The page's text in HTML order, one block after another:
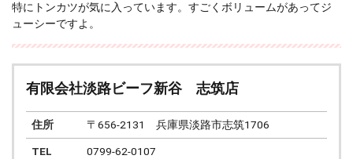
特にトンカツが気に入っています。すごくボリュームがあってジ
ューシーですよ。
有限会社淡路ビーフ新谷 志筑店
住所 〒656-2131 兵庫県淡路市志筑1706
TEL 0799-62-0107